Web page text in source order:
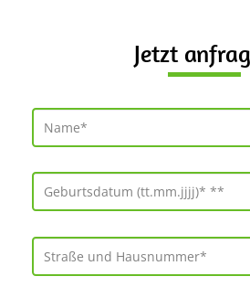
Jetzt